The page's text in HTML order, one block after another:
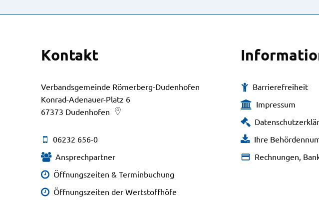
Kontakt
Verbandsgemeinde Römerberg-Dudenhofen
Konrad-Adenauer-Platz 6
67373 Dudenhofen
06232 656-0
Ansprechpartner
Öffnungszeiten & Terminbuchung
Öffnungszeiten der Wertstoffhöfe
Barrierefreiheit
Impressum
Ihre
Rechnungen,